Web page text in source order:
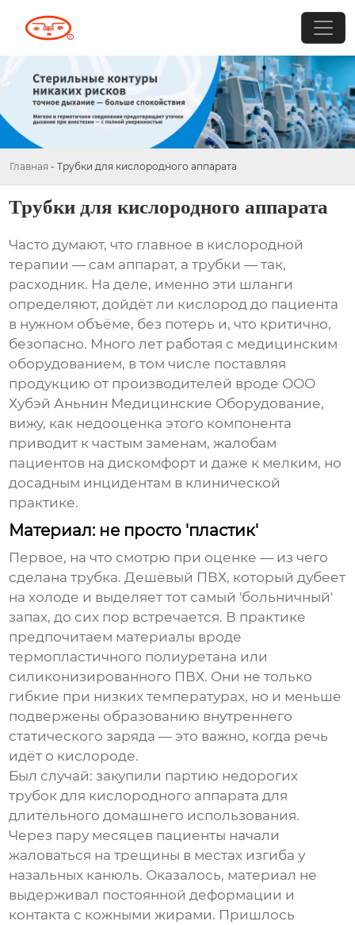
Главная - Трубки для кислородного аппарата
Трубки для кислородного аппарата
Часто думают, что главное в кислородной
терапии — сам аппарат, а трубки — так,
расходник. На деле, именно эти шланги
определяют, дойдёт ли кислород до пациента
в нужном объёме, без потерь и, что критично,
безопасно. Много лет работая с медицинским
оборудованием, в том числе поставляя
продукцию от производителей вроде ООО
Хубэй Аньнин Медицинские Оборудование,
вижу, как недооценка этого компонента
приводит к частым заменам, жалобам
пациентов на дискомфорт и даже к мелким, но
досадным инцидентам в клинической
практике.
Материал: не просто 'пластик'
Первое, на что смотрю при оценке — из чего
сделана трубка. Дешёвый ПВХ, который дубеет
на холоде и выделяет тот самый 'больничный'
запах, до сих пор встречается. В практике
предпочитаем материалы вроде
термопластичного полиуретана или
силиконизированного ПВХ. Они не только
гибкие при низких температурах, но и меньше
подвержены образованию внутреннего
статического заряда — это важно, когда речь
идёт о кислороде.
Был случай: закупили партию недорогих
трубок для кислородного аппарата для
длительного домашнего использования.
Через пару месяцев пациенты начали
жаловаться на трещины в местах изгиба у
назальных канюль. Оказалось, материал не
выдерживал постоянной деформации и
контакта с кожными жирами. Пришлось